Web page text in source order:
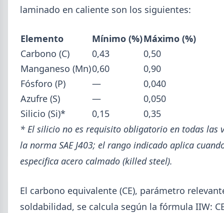
GENERAL
Día de la Siderurgia: cómo llega el
sector al aniversario 78 del legado
de Savio
El 31 de julio la industria del acero recordó a
Manuel Savio con inversiones millonarias, un
semestre de recuperación parcial y un mercado
que se reordena hacia la minería y la energía.
laminado en caliente son los siguientes:
Elemento Mínimo (%)Máximo (%)
Carbono (C)
0,43
0,50
Manganeso (Mn)0,60
0,90
Fósforo (P)
—
0,040
Azufre (S)
—
0,050
Silicio (Si)*
0,15
0,35
* El silicio no es requisito obligatorio en todas las
la norma SAE J403; el rango indicado aplica
especifica acero calmado (killed steel).
El carbono equivalente (CE), parámetro
soldabilidad, se calcula según la fórmula IIW: